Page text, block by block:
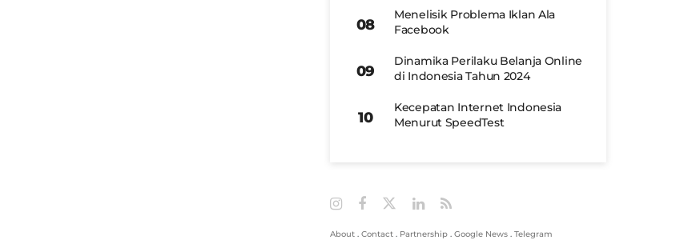
Menelisik Problema Iklan Ala
Facebook
Dinamika Perilaku Belanja Online
di Indonesia Tahun 2024
Kecepatan Internet Indonesia
Menurut SpeedTest
About . Contact . Partnership . Google News . Telegram